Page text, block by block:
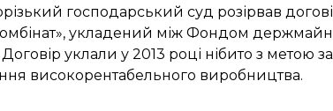
господарський суд розірвав
укладений між Фондом
уклали у 2013 році нібито з метою
високорентабельного виробництва.